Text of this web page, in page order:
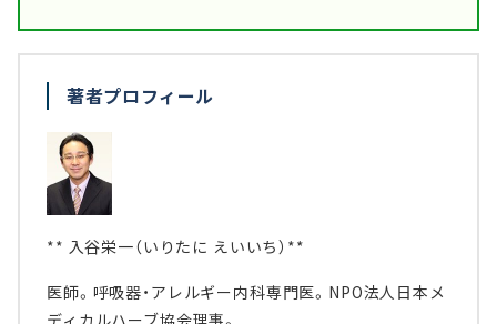
著者プロフィール
** 入谷栄一（いりたに えいいち）**
医師。呼吸器・アレルギー内科専門医。NPO法人日本メ
ディカルハーブ協会理事。